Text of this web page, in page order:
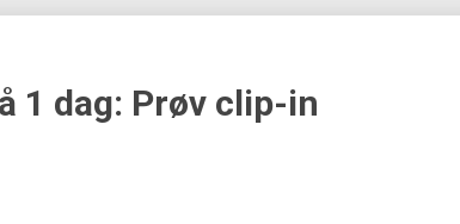
1 dag: Prøv clip-in